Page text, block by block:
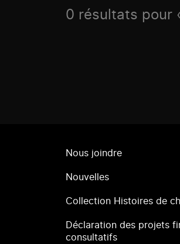
0 résultats pour
Nous joindre
Nouvelles
Collection Histoires de
Déclaration des projets
consultatifs